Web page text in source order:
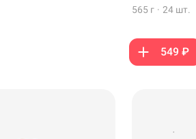
565 г · 24 шт.
549 ₽